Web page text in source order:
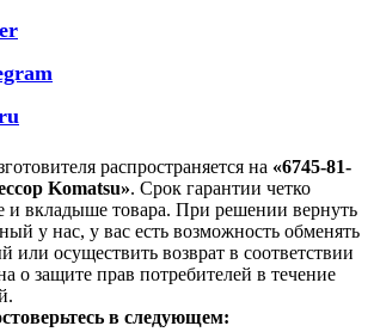
распространяется на «6745-81-
Komatsu». Срок гарантии четко
и вкладыше товара. При решении вернуть
у нас, у вас есть возможность обменять
или осуществить возврат в соответствии
о защите прав потребителей в течение
в следующем: